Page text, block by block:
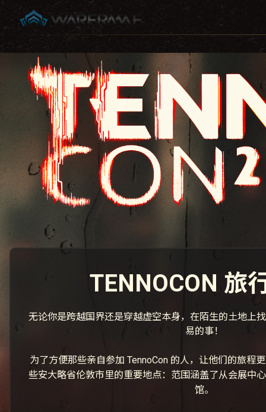
TENNOCON 旅
无论你是跨越国界还是穿越虚空本身，在陌生的土地上
易的事！
为了方便那些亲自参加 TennoCon 的人，让他们的旅程
些安大略省伦敦市里的重要地点：范围涵盖了从会展中
馆。